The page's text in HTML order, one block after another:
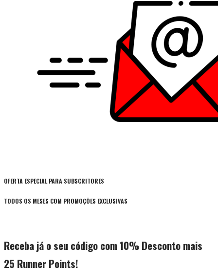
OFERTA ESPECIAL PARA SUBSCRITORES
TODOS OS MESES COM PROMOÇÕES EXCLUSIVAS
Receba já o seu código com 10% Desconto mais
25 Runner Points!